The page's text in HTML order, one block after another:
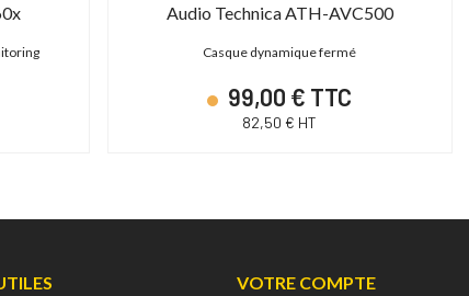
Audio Technica ATH-AVC500
Casque dynamique fermé
99,00 € TTC
82,50 € HT
VOTRE COMPTE